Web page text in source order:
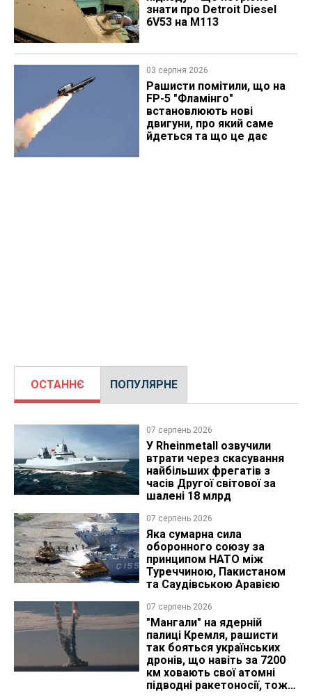
знати про Detroit Diesel
6V53 на M113
03 серпня 2026
Рашисти помітили, що на
FP-5 "Фламінго"
встановлюють нові
двигуни, про який саме
йдеться та що це дає
ОСТАННЄ ПОПУЛЯРНЕ
07 серпень 2026
У Rheinmetall озвучили
втрати через скасування
найбільших фрегатів з
часів Другої світової за
шалені 18 млрд
07 серпень 2026
Яка сумарна сила
оборонного союзу за
принципом НАТО між
Туреччиною, Пакистаном
та Саудівською Аравією
07 серпень 2026
"Мангали" на ядерній
палиці Кремля, рашисти
так бояться українських
дронів, що навіть за 7200
км ховають свої атомні
підводні ракетоносії, тож